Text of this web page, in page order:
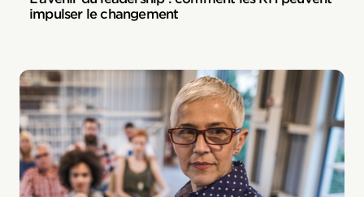
impulser le changement